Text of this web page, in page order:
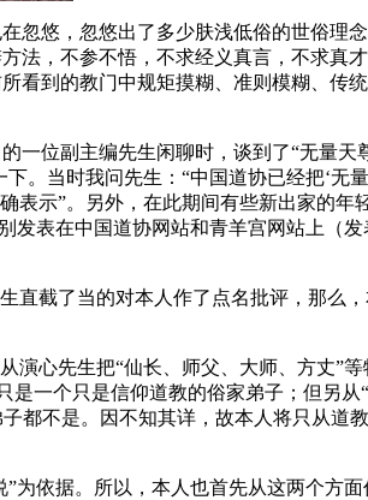
忽悠，忽悠出了多少肤浅低俗的世俗理
法，不参不悟，不求经义真言，不求真
看到的教门中规矩摸糊、准则模糊、传
一位副主编先生闲聊时，谈到了“无量天
。当时我问先生：“中国道协已经把‘无
表示”。另外，在此期间有些新出家的年
发表在中国道协网站和青羊宫网站上（
直截了当的对本人作了点名批评，那么
心先生把“仙长、师父、大师、方丈”等
一个只是信仰道教的俗家弟子；但另从
都不是。因不知其详，故本人将只从道
依据。所以，本人也首先从这两个方面